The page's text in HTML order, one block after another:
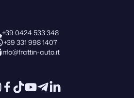
+39 0424 533 348
+39 331 998 1407
info@frattin-auto.it